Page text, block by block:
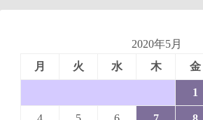
2020年5月
月
火 水 木 金
1